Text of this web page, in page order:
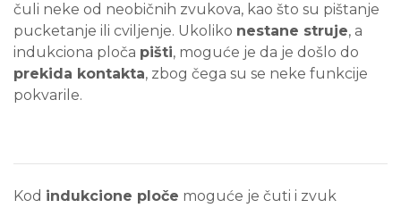
čuli neke od neobičnih zvukova, kao što su pištanje
pucketanje ili cviljenje. Ukoliko nestane struje, a
indukciona ploča pišti, moguće je da je došlo do
prekida kontakta, zbog čega su se neke funkcije
pokvarile.
Kod indukcione ploče moguće je čuti i zvuk